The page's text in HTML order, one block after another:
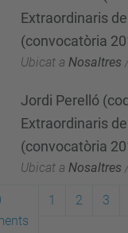
Extraordinaris
(convocatòria
Ubicat a Nosaltres
Jordi Perelló
Extraordinaris
(convocatòria
Ubicat a Nosaltres
1 2 3